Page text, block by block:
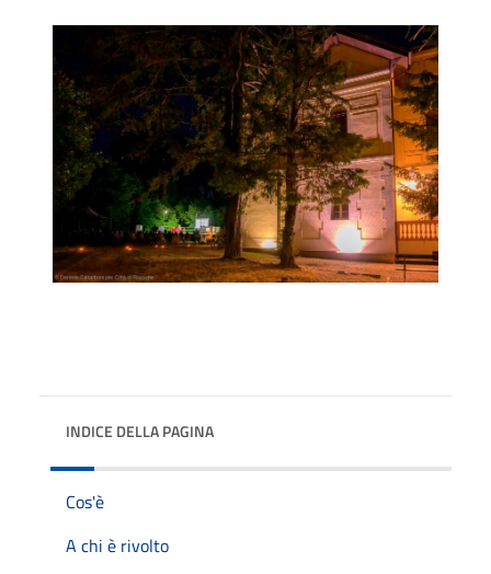
INDICE DELLA PAGINA
Cos'è
A chi è rivolto